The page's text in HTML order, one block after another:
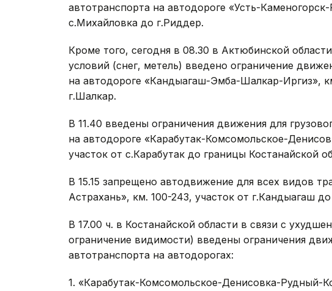
автотранспорта на автодороге «Усть-
с.Михайловка до г.Риддер.
Кроме того, сегодня в 08.30 в Актюбинской
условий (снег, метель) введено ограничение
на автодороге «Кандыагаш-Эмба-Шалкар-Иргиз»,
г.Шалкар.
В 11.40 введены ограничения движения для
на автодороге «Карабутак-Комсомольское-
участок от с.Карабутак до границы Костанайской
В 15.15 запрещено автодвижение для всех видов
Астрахань», км. 100-243, участок от г.Кандыагаш
В 17.00 ч. в Костанайской области в связи с
ограничение видимости) введены ограничения
автотранспорта на автодорогах:
1. «Карабутак-Комсомольское-Денисовка-Рудный-